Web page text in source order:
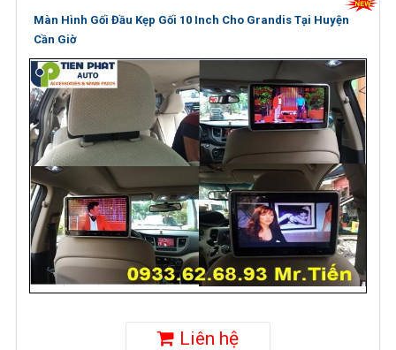
Màn Hình Gối Đầu Kẹp Gối 10 Inch Cho Grandis Tại Huyện
Cần Giờ
Liên hệ